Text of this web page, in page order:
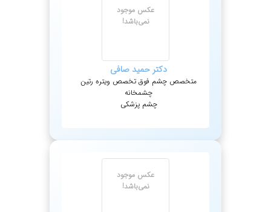
عکس موجود
نمی‌باشد!
دکترحمیدصافی
متخصص چشم فوق تخصص ویتره رتین
چشمخانه
چشم پزشکی
عکس موجود
نمی‌باشد!